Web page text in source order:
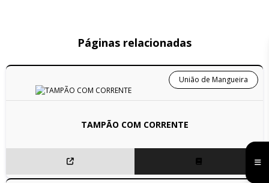
Páginas relacionadas
TAMPÃO COM CORRENTE
União de Mangueira